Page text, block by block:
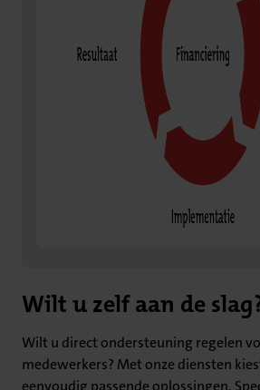
Wilt u zelf aan de
Wilt u direct ondersteuning regelen
medewerkers? Met onze diensten
eenvoudig passende oplossingen.